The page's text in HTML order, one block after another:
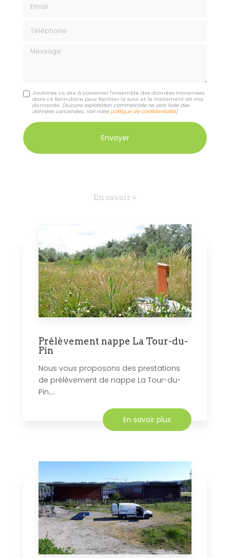
Téléphone
Message
J'autorise ce site à conserver l'ensemble des données transmises
dans ce formulaire pour faciliter le suivi et le traitement de ma
demande. (Aucune exploitation commerciale ne sera faite des
données concervées. Voir notrepolitique de confidentialité)
En savoir +
Prélèvement nappe La Tour-du-
Pin
Nous vous proposons des prestations
de prélèvement de nappe La Tour-du-
Pin....
En savoir plus